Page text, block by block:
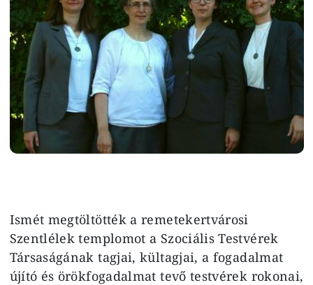
Ismét megtöltötték a remetekertvárosi
Szentlélek templomot a Szociális Testvérek
Társaságának tagjai, kültagjai, a fogadalmat
újító és örökfogadalmat tevő testvérek rokonai,